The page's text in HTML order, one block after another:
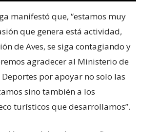
manifestó que, “estamos muy
que genera está actividad,
de Aves, se siga contagiando y
agradecer al Ministerio de
por apoyar no solo las
sino también a los
turísticos que desarrollamos”.